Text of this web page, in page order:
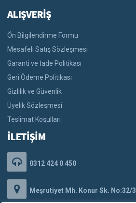
ALIŞVERİŞ
Ön Bilgilendirme Formu
Mesafeli Satış Sözleşmesi
Garanti ve İade Politikası
Geri Ödeme Politikası
Gizlilik ve Güvenlik
Üyelik Sözleşmesi
Teslimat Koşulları
İLETİŞİM
0312 424 0 450
Meşrutiyet Mh. Konur Sk. No:32/3